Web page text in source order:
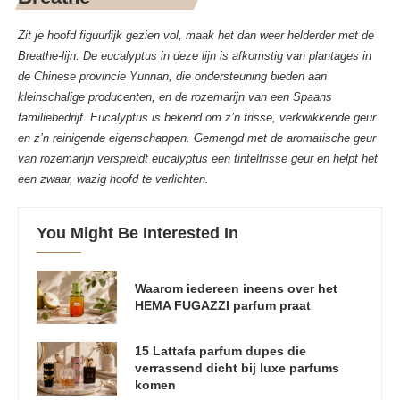
Zit je hoofd figuurlijk gezien vol, maak het dan weer helderder met de
Breathe-lijn. De eucalyptus in deze lijn is afkomstig van plantages in
de Chinese provincie Yunnan, die ondersteuning bieden aan
kleinschalige producenten, en de rozemarijn van een Spaans
familiebedrijf. Eucalyptus is bekend om z’n frisse, verkwikkende geur
en z’n reinigende eigenschappen. Gemengd met de aromatische geur
van rozemarijn verspreidt eucalyptus een tintelfrisse geur en helpt het
een zwaar, wazig hoofd te verlichten.
You Might Be Interested In
Waarom iedereen ineens over het
HEMA FUGAZZI parfum praat
15 Lattafa parfum dupes die
verrassend dicht bij luxe parfums
komen